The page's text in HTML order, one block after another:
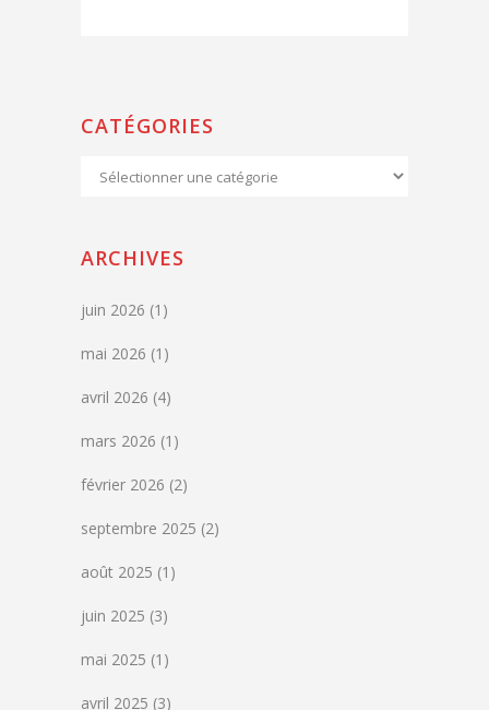
CATÉGORIES
Catégories
ARCHIVES
juin 2026 (1)
mai 2026 (1)
avril 2026 (4)
mars 2026 (1)
février 2026 (2)
septembre 2025 (2)
août 2025 (1)
juin 2025 (3)
mai 2025 (1)
avril 2025 (3)